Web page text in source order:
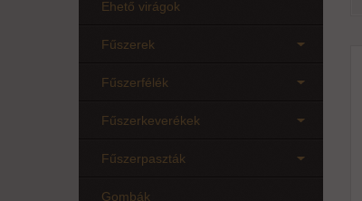
Ehető virágok
Fűszerek
Fűszerfélék
Fűszerkeverékek
Fűszerpaszták
Gombák